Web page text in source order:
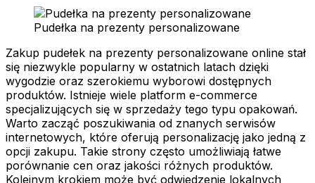
Pudełka na prezenty personalizowane
Zakup pudełek na prezenty personalizowane online stał
się niezwykle popularny w ostatnich latach dzięki
wygodzie oraz szerokiemu wyborowi dostępnych
produktów. Istnieje wiele platform e-commerce
specjalizujących się w sprzedaży tego typu opakowań.
Warto zacząć poszukiwania od znanych serwisów
internetowych, które oferują personalizację jako jedną z
opcji zakupu. Takie strony często umożliwiają łatwe
porównanie cen oraz jakości różnych produktów.
Kolejnym krokiem może być odwiedzenie lokalnych